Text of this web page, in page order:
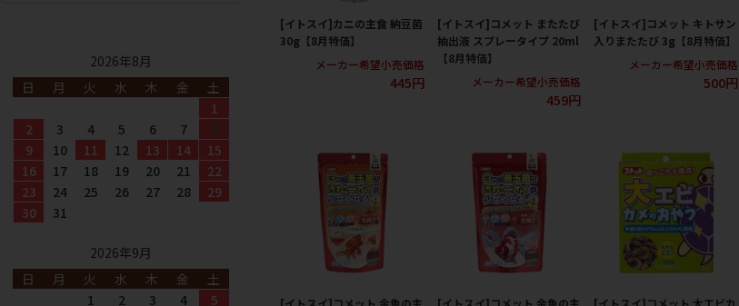
[イトスイ]カニの主食 納豆菌
30g【8月特価】
メーカー希望小売価格
445円
[イトスイ]コメット またたび
抽出液 スプレータイプ 20ml
【8月特価】
メーカー希望小売価格
459円
[イトスイ]コメット キトサン
入りまたたび 3g【8月特価】
メーカー希望小売価格
500円
[イトスイ]コメット 金魚の主 [イトスイ]コメット 金魚の主 [イトスイ]コメット 大エビカ
2026年8月
日
月 火 水 木 金
土
1
2
3 4 5 6 7
8
9
10 11 12 13 14
15
16
17 18 19 20 21
22
23
24 25 26 27 28
29
30
31
2026年9月
日
月 火 水 木 金
土
1
2 3 4 5